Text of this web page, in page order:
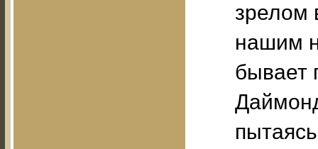
зрелом
нашим
бывает